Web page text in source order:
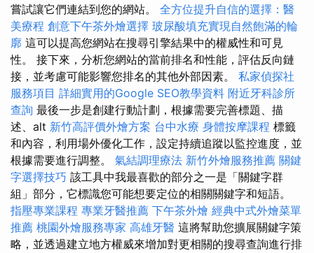
嘗試讓它們連結到您的網站。 全方位提升自信的選擇：醫
美療程 創意下午茶外燴選擇 玻尿酸填充實現自然飽滿的輪
廓 這可以提高您網站在搜尋引擎結果中的權威性和可見
性。 接下來，分析您網站的當前排名和性能，評估反向鏈
接，並考慮可能影響您排名的其他外部因素。 私家偵探社
服務項目 詳細實用的Google SEO教學資料 附近牙科診所
查詢 最後一步是創建行動計劃，根據需要完善標題、描
述、alt 新竹高評價外燴方案 台中水療 身體按摩課程 標籤
和內容，利用場外優化工作，設定持續追蹤以監控進度，並
根據需要進行調整。 氣結調理療法 新竹外燴服務推薦 關鍵
字選擇技巧 該工具中我最喜歡的部分之一是「關鍵字群
組」部分，它標識您可能想要定位的相關關鍵字和短語。
指壓專業課程 專業牙醫推薦 下午茶外燴 經典中式外燴菜單
推薦 桃園外燴服務專家 高雄牙醫 這將幫助您擴展關鍵字策
略，並透過建立地方權威來增加對更相關的搜尋查詢進行排